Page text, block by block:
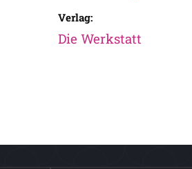
Verlag:
Die Werkstatt